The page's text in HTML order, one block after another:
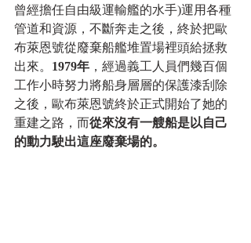
曾經擔任自由級運輸艦的水手)運用各種
管道和資源，不斷奔走之後，終於把歐
布萊恩號從廢棄船艦堆置場裡頭給拯救
出來。 1979年 ，經過義工人員們幾百個
工作小時努力將船身層層的保護漆刮除
之後，歐布萊恩號終於正式開始了她的
重建之路，而從來沒有一艘船是以自己
的動力駛出這座廢棄場的。